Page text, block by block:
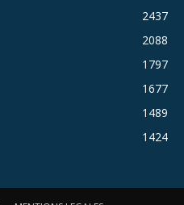
2437
2088
1797
1677
1489
1424